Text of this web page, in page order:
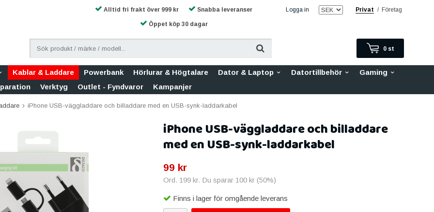
Logga in Privat / Företag
Alltid fri frakt över 999 kr Snabba leveranser
Öppet köp 30 dagar
0 st
Kablar & Laddare Powerbank Hörlurar & Högtalare Dator & Laptop Datortillbehör
Gaming
Verktyg Outlet - Fyndvaror Kampanjer
iPhone USB-väggladdare och billaddare med en USB-synk-laddarkabel
iPhone USB-väggladdare och billaddare
med en USB-synk-laddarkabel
99 kr
Ord. 199 kr. Du sparar 100 kr(50%)
Finns i lager för omgående leverans